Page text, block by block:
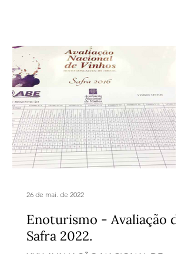
Enoturismo - Avaliação da
Safra 2022.
26 de mai. de 2022